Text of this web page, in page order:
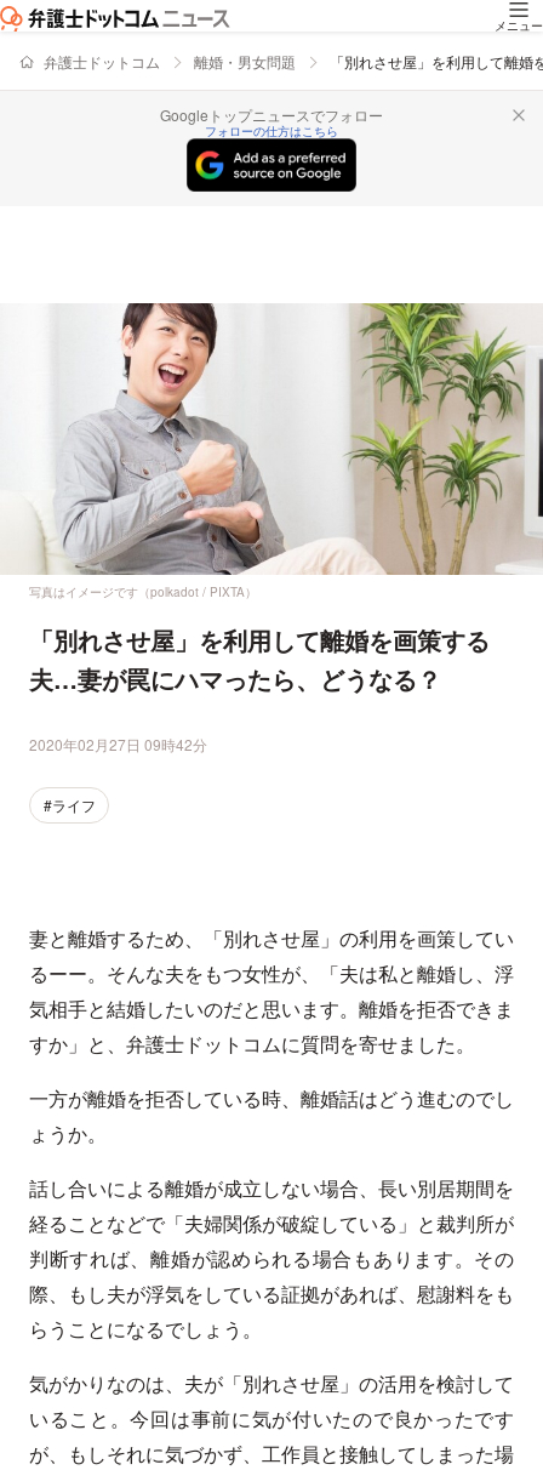
メニュー
弁護士ドットコム 離婚・男女問題 「別れさせ屋」を利用して離
Googleトップニュースでフォロー
フォローの仕方はこちら
写真はイメージです（polkadot / PIXTA）
「別れさせ屋」を利用して離婚を画策する
夫…妻が罠にハマったら、どうなる？
2020年02月27日 09時42分
#ライフ
妻と離婚するため、「別れさせ屋」の利用を画策してい
るーー。そんな夫をもつ女性が、「夫は私と離婚し、浮
気相手と結婚したいのだと思います。離婚を拒否できま
すか」と、弁護士ドットコムに質問を寄せました。
一方が離婚を拒否している時、離婚話はどう進むのでし
ょうか。
話し合いによる離婚が成立しない場合、長い別居期間を
経ることなどで「夫婦関係が破綻している」と裁判所が
判断すれば、離婚が認められる場合もあります。その
際、もし夫が浮気をしている証拠があれば、慰謝料をも
らうことになるでしょう。
気がかりなのは、夫が「別れさせ屋」の活用を検討して
いること。今回は事前に気が付いたので良かったです
が、もしそれに気づかず、工作員と接触してしまった場